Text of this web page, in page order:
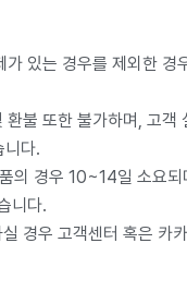
있는 경우를 제외한 경
불 또한 불가하며, 고객
니다.
의 경우 10~14일 소요되
니다.
경우 고객센터 혹은 카